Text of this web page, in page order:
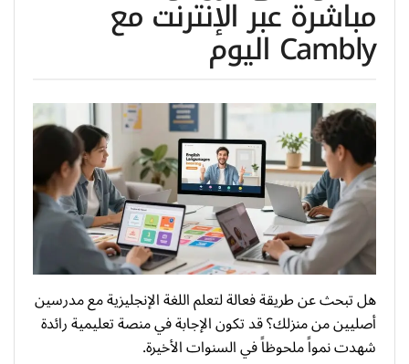
مباشرة عبر الإنترنت مع
Cambly اليوم
هل تبحث عن طريقة فعالة لتعلم اللغة الإنجليزية مع مدرسين
أصليين من منزلك؟ قد تكون الإجابة في منصة تعليمية رائدة
شهدت نمواً ملحوظاً في السنوات الأخيرة.